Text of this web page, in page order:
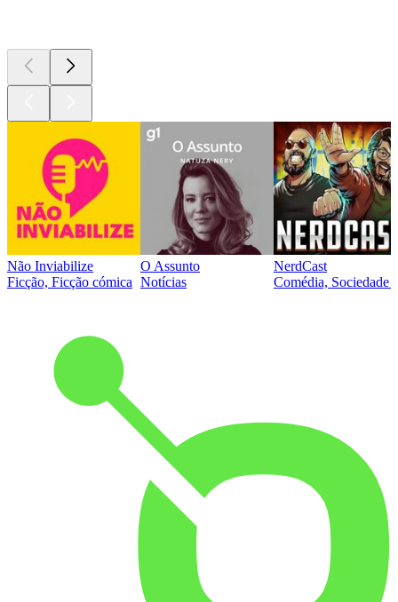
Não Inviabilize
Ficção, Ficção cómica
O Assunto
Notícias
NerdCast
Comédia, Sociedade